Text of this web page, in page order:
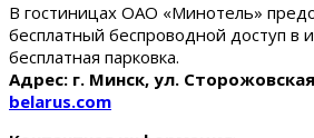
В гостиницах ОАО «Минотель»
бесплатный беспроводной доступ в
бесплатная парковка.
Адрес: г. Минск, ул.
belarus.com